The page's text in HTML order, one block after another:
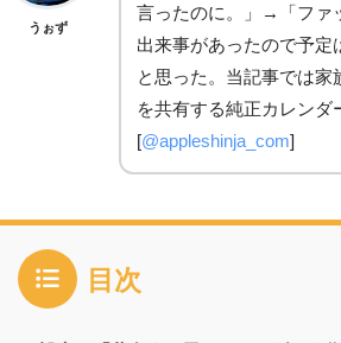
うぉず
言ったのに。」→「ファ
出来事があったので予定
と思った。当記事では家
を共有する純正カレンダ
[@appleshinja_com]
目次